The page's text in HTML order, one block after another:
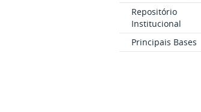
Repositório
Institucional
Principais Bases